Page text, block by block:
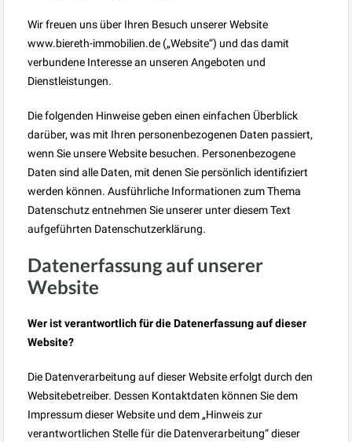
Wir freuen uns über Ihren Besuch unserer Website
www.biereth-immobilien.de („Website“) und das damit
verbundene Interesse an unseren Angeboten und
Dienstleistungen.
Die folgenden Hinweise geben einen einfachen Überblick
darüber, was mit Ihren personenbezogenen Daten passiert,
wenn Sie unsere Website besuchen. Personenbezogene
Daten sind alle Daten, mit denen Sie persönlich identifiziert
werden können. Ausführliche Informationen zum Thema
Datenschutz entnehmen Sie unserer unter diesem Text
aufgeführten Datenschutzerklärung.
Datenerfassung auf unserer
Website
Wer ist verantwortlich für die Datenerfassung auf dieser
Website?
Die Datenverarbeitung auf dieser Website erfolgt durch den
Websitebetreiber. Dessen Kontaktdaten können Sie dem
Impressum dieser Website und dem „Hinweis zur
verantwortlichen Stelle für die Datenverarbeitung“ dieser